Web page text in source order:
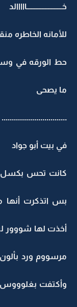
خـــــــــــــــــــــــااااالد
للأمانه الخاطره
حط الورقه في
ما يصحى
................................
في بيت أبو جواد
كانت تحس بكسل
بس اتذكرت
أخذت لها شووور
مرسووم ورد
وأكتفت بغلوووس